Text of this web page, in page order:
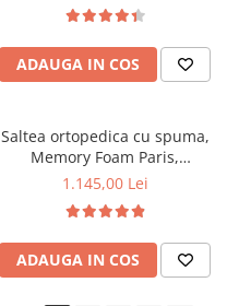
aerisire perimetral, Saltex
ADAUGA IN COS
Saltea ortopedica cu spuma,
Memory Foam Paris,
120x200x23cm, fermitate tare,
foam 5 cm, sistem de aerisire
perimetral, Saltex
1.145,00 Lei
ADAUGA IN COS